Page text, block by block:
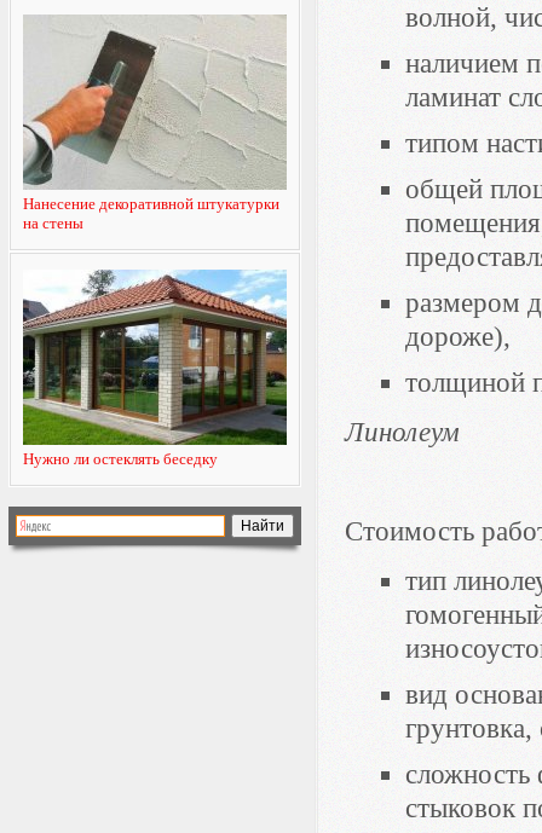
Нанесение декоративной штукатурки
на стены
Нужно ли остеклять беседку
волной,
наличием
ламинат
типом
общей
размером
дороже),
толщиной
Линолеум
Стоимость
тип
вид
сложность
стыковок